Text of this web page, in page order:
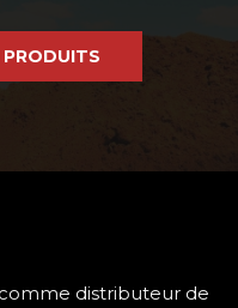
comme distributeur de